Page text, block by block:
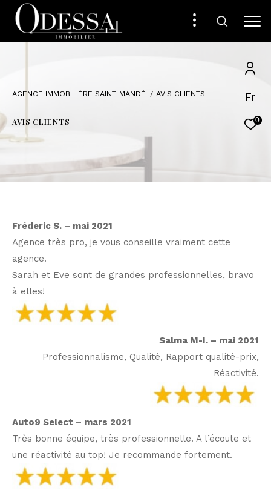
Fr
0
AGENCE IMMOBILIÈRE SAINT-MANDÉ AVIS CLIENTS
AVIS CLIENTS
Fréderic S. – mai 2021
Agence très pro, je vous conseille vraiment cette
agence.
Sarah et Eve sont de grandes professionnelles, bravo
à elles!
Salma M-I. – mai 2021
Professionnalisme, Qualité, Rapport qualité-prix,
Réactivité.
Auto9 Select – mars 2021
Très bonne équipe, très professionnelle. A l’écoute et
une réactivité au top! Je recommande fortement.